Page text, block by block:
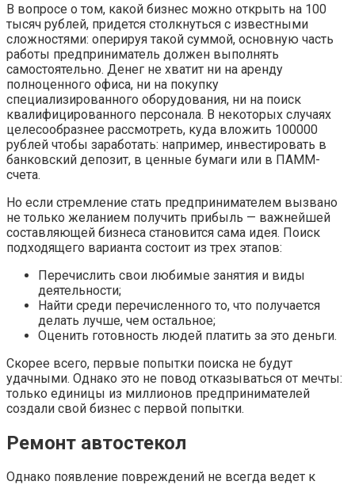
В вопросе о том, какой бизнес можно открыть на 100
тысяч рублей, придется столкнуться с известными
сложностями: оперируя такой суммой, основную часть
работы предприниматель должен выполнять
самостоятельно. Денег не хватит ни на аренду
полноценного офиса, ни на покупку
специализированного оборудования, ни на поиск
квалифицированного персонала. В некоторых случаях
целесообразнее рассмотреть, куда вложить 100000
рублей чтобы заработать: например, инвестировать в
банковский депозит, в ценные бумаги или в ПАММ-
счета.
Но если стремление стать предпринимателем вызвано
не только желанием получить прибыль — важнейшей
составляющей бизнеса становится сама идея. Поиск
подходящего варианта состоит из трех этапов:
Перечислить свои любимые занятия и виды
деятельности;
Найти среди перечисленного то, что получается
делать лучше, чем остальное;
Оценить готовность людей платить за это деньги.
Скорее всего, первые попытки поиска не будут
удачными. Однако это не повод отказываться от мечты:
только единицы из миллионов предпринимателей
создали свой бизнес с первой попытки.
Ремонт автостекол
Однако появление повреждений не всегда ведет к